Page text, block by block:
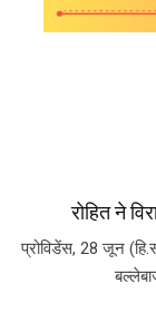
रोहित ने
प्रोविडेंस, 28 जून